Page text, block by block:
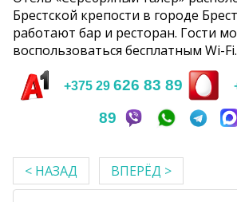
Брестской крепости в городе
работают бар и ресторан. Гости
воспользоваться бесплатным Wi-Fi.
+375 29 626 83 89
89
< НАЗАД ВПЕРЁД >